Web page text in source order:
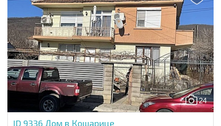
24
ID 9336 Дом в Кошарице